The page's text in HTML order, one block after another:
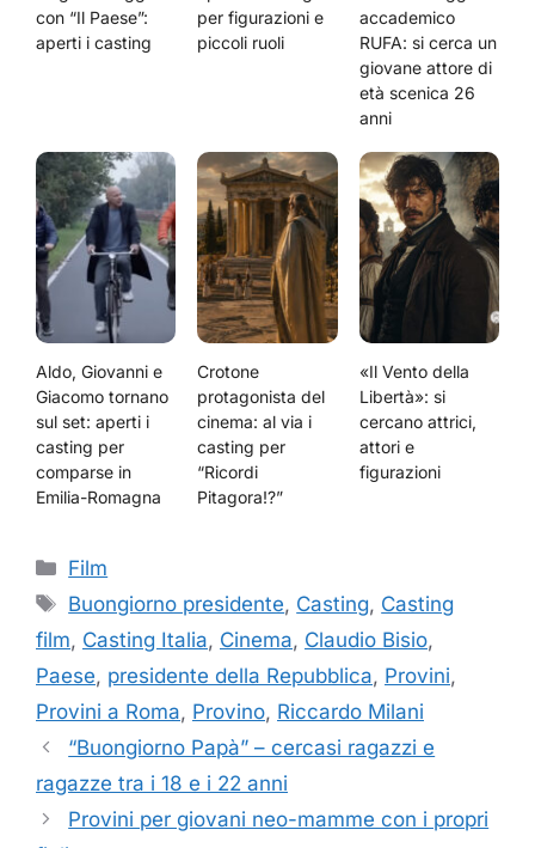
con “Il Paese”:
aperti i casting
per figurazioni e
piccoli ruoli
accademico
RUFA: si cerca un
giovane attore di
età scenica 26
anni
Aldo, Giovanni e
Giacomo tornano
sul set: aperti i
casting per
comparse in
Emilia-Romagna
Crotone
protagonista del
cinema: al via i
casting per
“Ricordi
Pitagora!?”
«Il Vento della
Libertà»: si
cercano attrici,
attori e
figurazioni
Categorie
Film
Tag
Buongiorno presidente, Casting, Casting
film, Casting Italia, Cinema, Claudio Bisio,
Paese, presidente della Repubblica, Provini,
Provini a Roma, Provino, Riccardo Milani
“Buongiorno Papà” – cercasi ragazzi e
ragazze tra i 18 e i 22 anni
Provini per giovani neo-mamme con i propri